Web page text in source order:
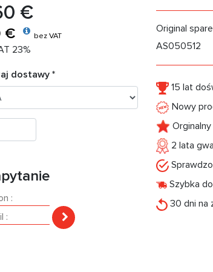
€
€ bez VAT
23%
dostawy *
Original
AS050512
15 lat
Nowy
2 lata
Szybka
30 dni na